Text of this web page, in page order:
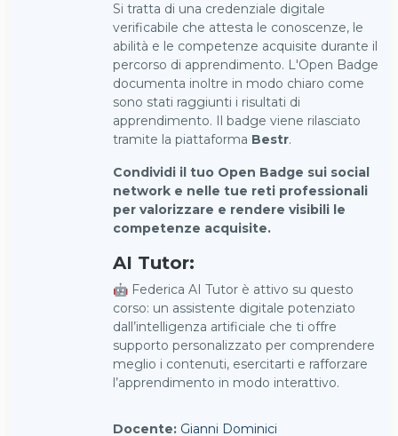
Si tratta di una credenziale digitale
verificabile che attesta le conoscenze, le
abilità e le competenze acquisite durante il
percorso di apprendimento. L'Open Badge
documenta inoltre in modo chiaro come
sono stati raggiunti i risultati di
apprendimento. Il badge viene rilasciato
tramite la piattaforma Bestr.
Condividi il tuo Open Badge sui social
network e nelle tue reti professionali
per valorizzare e rendere visibili le
competenze acquisite.
AI Tutor:
🤖 Federica AI Tutor è attivo su questo
corso: un assistente digitale potenziato
dall’intelligenza artificiale che ti offre
supporto personalizzato per comprendere
meglio i contenuti, esercitarti e rafforzare
l’apprendimento in modo interattivo.
Docente: Gianni Dominici